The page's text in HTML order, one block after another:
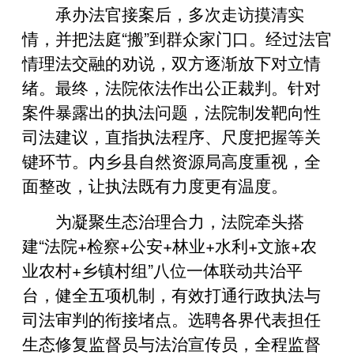
承办法官接案后，多次走访摸清实
情，并把法庭“搬”到群众家门口。经过法官
情理法交融的劝说，双方逐渐放下对立情
绪。最终，法院依法作出公正裁判。针对
案件暴露出的执法问题，法院制发靶向性
司法建议，直指执法程序、尺度把握等关
键环节。内乡县自然资源局高度重视，全
面整改，让执法既有力度更有温度。
为凝聚生态治理合力，法院牵头搭
建“法院+检察+公安+林业+水利+文旅+农
业农村+乡镇村组”八位一体联动共治平
台，健全五项机制，有效打通行政执法与
司法审判的衔接堵点。选聘各界代表担任
生态修复监督员与法治宣传员，全程监督